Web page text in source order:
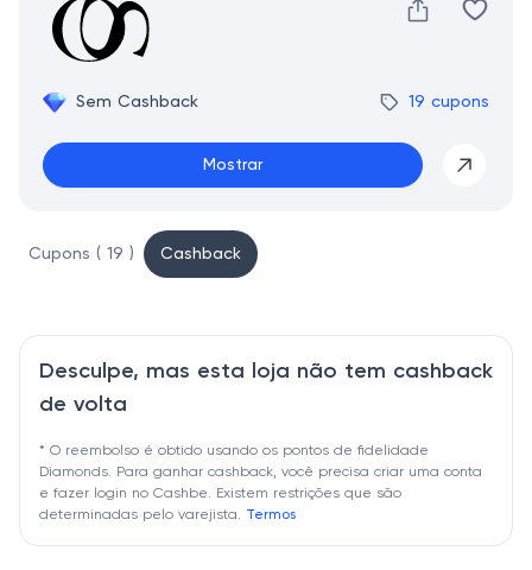
Sem Cashback 19 cupons
Mostrar
Cupons ( 19 ) Cashback
Desculpe, mas esta loja não tem cashback
de volta
* O reembolso é obtido usando os pontos de fidelidade
Diamonds. Para ganhar cashback, você precisa criar uma conta
e fazer login no Cashbe. Existem restrições que são
determinadas pelo varejista. Termos